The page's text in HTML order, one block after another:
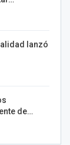
lanzó
de…